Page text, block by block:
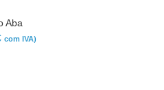
Aba
com IVA)